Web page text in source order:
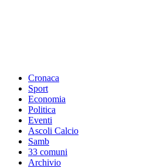
Cronaca
Sport
Economia
Politica
Eventi
Ascoli Calcio
Samb
33 comuni
Archivio